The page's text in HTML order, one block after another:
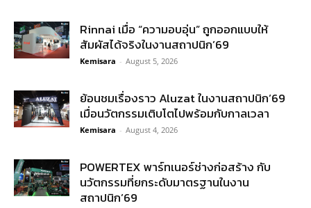
Rinnai เมื่อ “ความอบอุ่น” ถูกออกแบบให้
สัมผัสได้จริงในงานสถาปนิก’69
Kemisara - August 5, 2026
ย้อนชมเรื่องราว Aluzat ในงานสถาปนิก’69
เมื่อนวัตกรรมเติบโตไปพร้อมกับกาลเวลา
Kemisara - August 4, 2026
POWERTEX พาร์ทเนอร์ช่างก่อสร้าง กับ
นวัตกรรมที่ยกระดับมาตรฐานในงาน
สถาปนิก’69